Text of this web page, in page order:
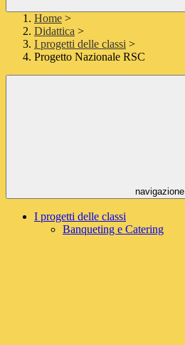
Home >
Didattica >
I progetti delle classi >
Progetto Nazionale RSC
navigazione
I progetti delle classi
Banqueting e Catering